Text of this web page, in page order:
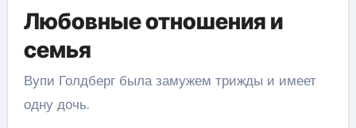
Любовные отношения и
семья
Вупи Голдберг была замужем трижды и имеет
одну дочь.